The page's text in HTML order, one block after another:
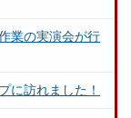
業の実演会が行
に訪れました！